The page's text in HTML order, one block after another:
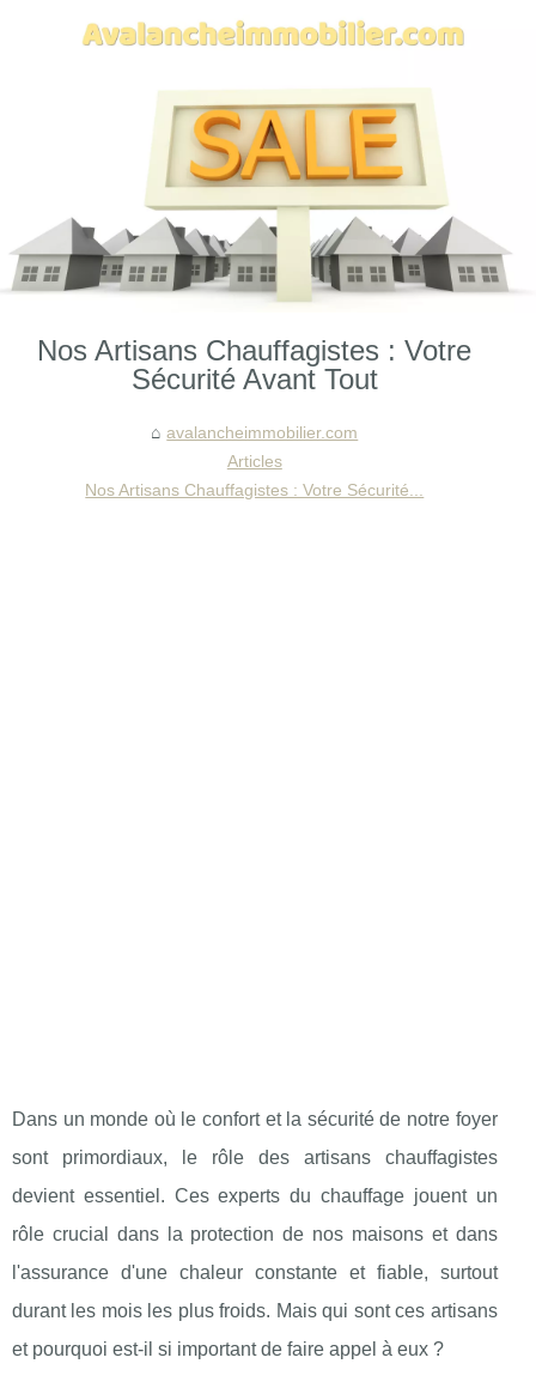
Nos Artisans Chauffagistes : Votre
Sécurité Avant Tout
avalancheimmobilier.com
Articles
Nos Artisans Chauffagistes : Votre Sécurité...
Dans un monde où le confort et la sécurité de notre foyer
sont primordiaux, le rôle des artisans chauffagistes
devient essentiel. Ces experts du chauffage jouent un
rôle crucial dans la protection de nos maisons et dans
l'assurance d'une chaleur constante et fiable, surtout
durant les mois les plus froids. Mais qui sont ces artisans
et pourquoi est-il si important de faire appel à eux ?